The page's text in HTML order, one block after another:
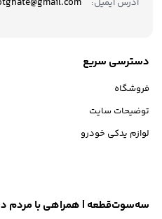
آدرس ایمیل:
دسترسی سریع
فروشگاه
توضیحات سایت
لوازم یدکی خودرو
سه‌سوت‌قطعه | همراهی با مردم